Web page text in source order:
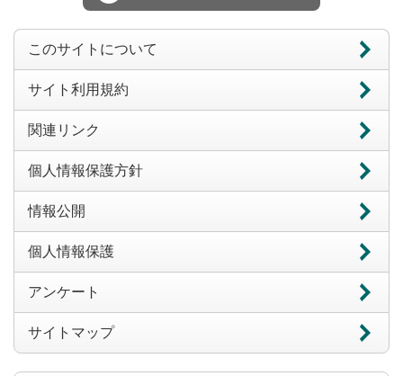
このサイトについて
サイト利用規約
関連リンク
個人情報保護方針
情報公開
個人情報保護
アンケート
サイトマップ